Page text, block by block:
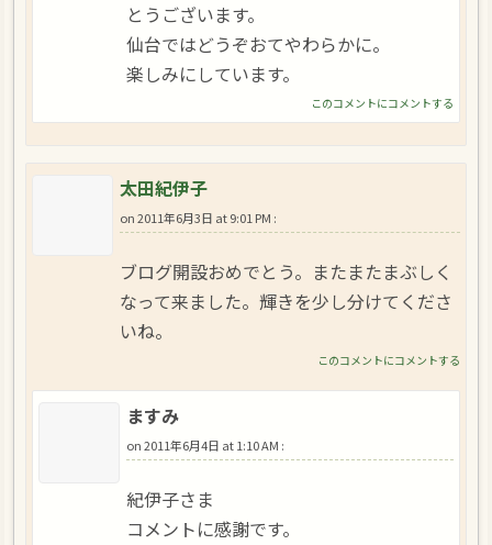
とうございます。
仙台ではどうぞおてやわらかに。
楽しみにしています。
このコメントにコメントする
太田紀伊子
on2011年6月3日 at 9:01 PM :
ブログ開設おめでとう。またまたまぶしく
なって来ました。輝きを少し分けてくださ
いね。
このコメントにコメントする
ますみ
on2011年6月4日 at 1:10 AM :
紀伊子さま
コメントに感謝です。